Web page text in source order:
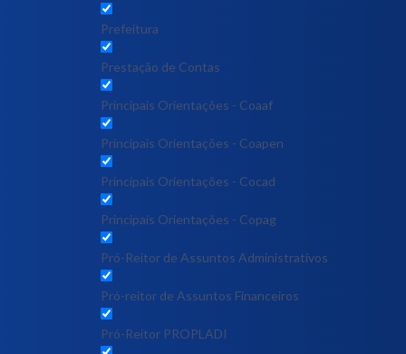
Prefeitura
Prestação de Contas
Principais Orientações - Coaaf
Principais Orientações - Coapen
Principais Orientações - Cocad
Principais Orientações - Copag
Pró-Reitor de Assuntos Administrativos
Pró-reitor de Assuntos Financeiros
Pró-Reitor PROPLADI